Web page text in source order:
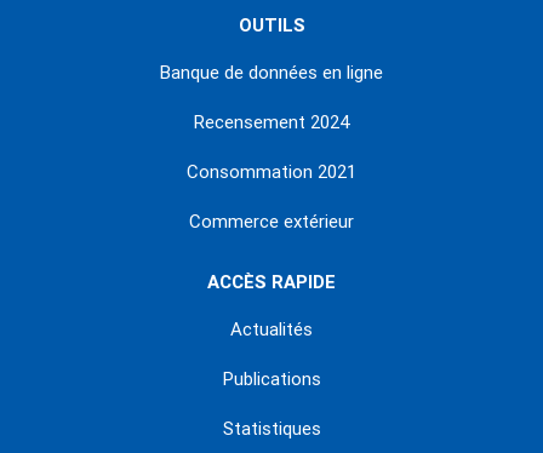
OUTILS
Banque de données en ligne
Recensement 2024
Consommation 2021
Commerce extérieur
ACCÈS RAPIDE
Actualités
Publications
Statistiques